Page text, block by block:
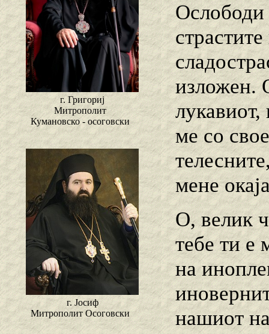
г. Григориј
Митрополит
Кумановско - осоговски
г. Јосиф
Митрополит Осоговски
Ослободи
изложен.
лукавиот,
ме со
мене
О, велик
тебе ти е
на
нашиот